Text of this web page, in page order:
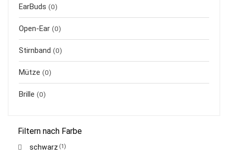
EarBuds (0)
Open-Ear (0)
Stirnband (0)
Mütze (0)
Brille (0)
Filtern nach Farbe
schwarz (1)